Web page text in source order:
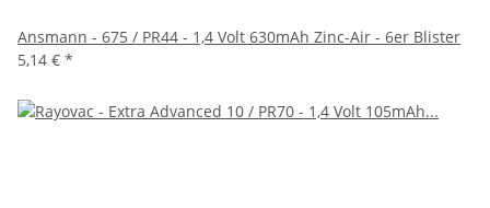
Ansmann - 675 / PR44 - 1,4 Volt 630mAh Zinc-Air - 6er Blister
5,14 € *